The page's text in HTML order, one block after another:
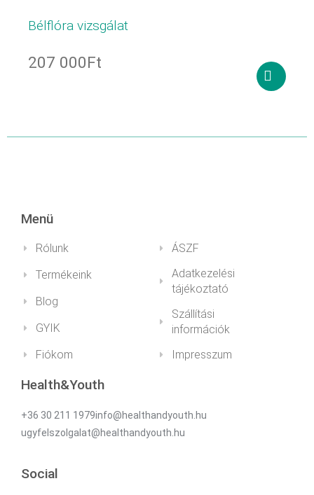
Bélflóra vizsgálat
207 000Ft
Menü
Rólunk
Termékeink
Blog
GYIK
Fiókom
ÁSZF
Adatkezelési
tájékoztató
Szállítási
információk
Impresszum
Health&Youth
+36 30 211 1979info@healthandyouth.hu
ugyfelszolgalat@healthandyouth.hu
Social